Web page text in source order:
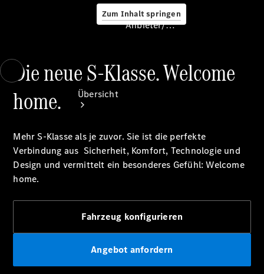
Zum Inhalt springen
Anbieter/Datenschutz
Übersicht
Kontakt
Standortsuche
Anbieter/Datenschutz
Die neue S-Klasse. Welcome
home.
Mehr S-Klasse als je zuvor. Sie ist die perfekte
Verbindung aus Sicherheit, Komfort, Technologie und
Design und vermittelt ein besonderes Gefühl: Welcome
home.
Fahrzeug konfigurieren
Angebot anfordern